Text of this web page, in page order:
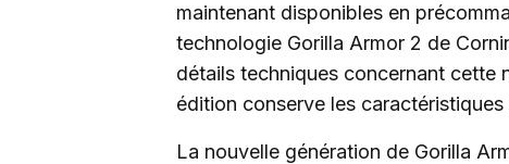
maintenant disponibles en
technologie Gorilla Armor 2 de
détails techniques concernant cette
édition conserve les
La nouvelle génération de Gorilla